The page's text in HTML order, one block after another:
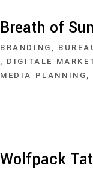
Breath of
BRANDING
DIGITALE
MEDIA PLANNING
Wolfpack